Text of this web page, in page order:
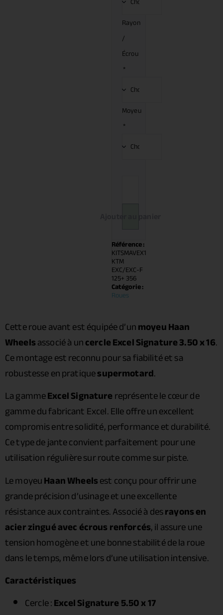
Rayon
/
Écrou
*
Moyeu
*
Référence :
KITSMAVEX1
KTM
EXC/EXC-F
125+ 356
Catégorie :
Roues
Cette roue avant est équipée d’unmoyeu Haan
Wheelsassocié à uncercle Excel Signature 3.50 x 16.
Ce montage est reconnu pour sa fiabilité et sa
robustesse en pratiquesupermotard.
La gammeExcel Signaturereprésente le cœur de
gamme du fabricant Excel. Elle offre un excellent
compromis entre solidité, performance et durabilité.
Ce type de jante convient parfaitement pour une
utilisation régulière sur route comme sur piste.
Le moyeuHaan Wheelsest conçu pour offrir une
grande précision d’usinage et une excellente
résistance aux contraintes. Associé à desrayons en
acier zingué avec écrous renforcés, il assure une
tension homogène et une bonne stabilité de la roue
dans le temps, même lors d’une utilisation intensive.
Caractéristiques
Cercle :Excel Signature 5.50 x 17